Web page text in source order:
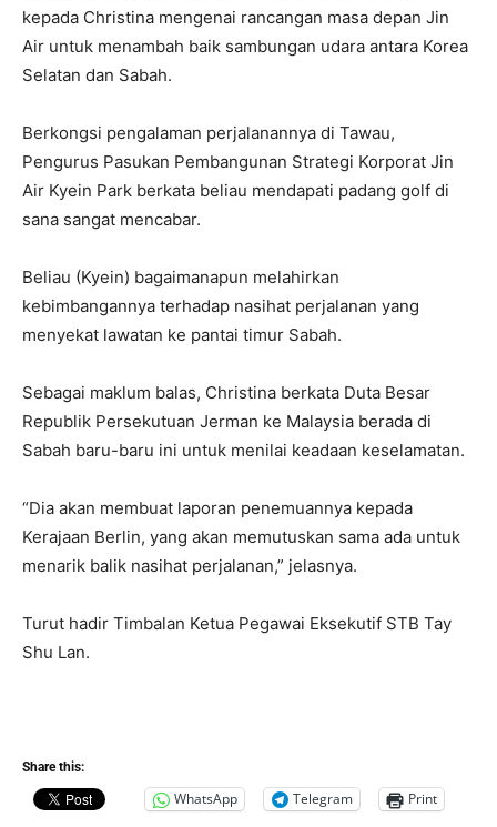
kepada Christina mengenai rancangan masa depan Jin
Air untuk menambah baik sambungan udara antara Korea
Selatan dan Sabah.
Berkongsi pengalaman perjalanannya di Tawau,
Pengurus Pasukan Pembangunan Strategi Korporat Jin
Air Kyein Park berkata beliau mendapati padang golf di
sana sangat mencabar.
Beliau (Kyein) bagaimanapun melahirkan
kebimbangannya terhadap nasihat perjalanan yang
menyekat lawatan ke pantai timur Sabah.
Sebagai maklum balas, Christina berkata Duta Besar
Republik Persekutuan Jerman ke Malaysia berada di
Sabah baru-baru ini untuk menilai keadaan keselamatan.
“Dia akan membuat laporan penemuannya kepada
Kerajaan Berlin, yang akan memutuskan sama ada untuk
menarik balik nasihat perjalanan,” jelasnya.
Turut hadir Timbalan Ketua Pegawai Eksekutif STB Tay
Shu Lan.
Share this:
WhatsApp Telegram Print